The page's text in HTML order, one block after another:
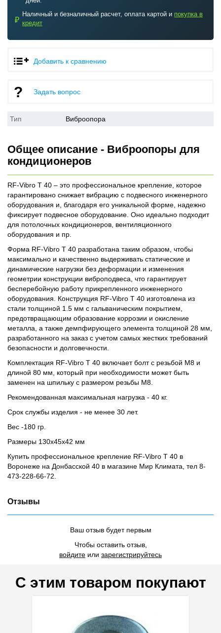
₽
Наличный и безналичный расчет, оплата картой и покупка в
кредит
Добавить к сравнению
Задать вопрос
Тип Виброопора
Общее описание - Виброопоры для
кондиционеров
RF-Vibro T 40 – это профессиональное крепление, которое
гарантировано снижает вибрацию с подвесного инженерного
оборудования и, благодаря его уникальной форме, надежно
фиксирует подвесное оборудование. Оно идеально подходит
для потолочных кондиционеров, вентиляционного
оборудования и пр.
Форма RF-Vibro T 40 разработана таким образом, чтобы
максимально и качественно выдерживать статические и
динамические нагрузки без деформации и изменения
геометрии конструкции виброподвеса, что гарантирует
бесперебойную работу прикрепленного инженерного
оборудования. Конструкция RF-Vibro T 40 изготовлена из
стали толщиной 1.5 мм с гальваническим покрытием,
предотвращающим образование коррозии и окисление
металла, а также демпфирующего элемента толщиной 28 мм,
разработанного на заказ с учетом самых жестких требований
безопасности и долговечности.
Комплектация RF-Vibro T 40 включает болт с резьбой М8 и
длиной 80 мм, который при необходимости может быть
заменен на шпильку с размером резьбы М8.
Рекомендованная максимальная нагрузка - 40 кг.
Срок службы изделия - не менее 30 лет.
Вес -180 гр.
Размеры 130х45х42 мм
Купить профессиональное крепление RF-Vibro T 40 в
Воронеже на Донбасской 40 в магазине Мир Климата, тел 8-
473-228-66-72.
Отзывы
Ваш отзыв будет первым
Чтобы оставить отзыв,
войдите или зарегистрируйтесь
С этим товаром покупают